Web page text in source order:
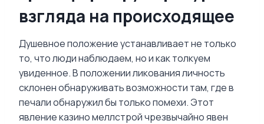
взгляда на происходящее
Душевное положение устанавливает не только
то, что люди наблюдаем, но и как толкуем
увиденное. В положении ликования личность
склонен обнаруживать возможности там, где в
печали обнаружил бы только помехи. Этот
явление казино меллстрой чрезвычайно явен